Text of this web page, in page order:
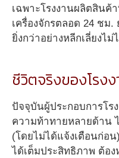
เฉพาะโรงงานผลิตสินค้
เครื่องจักรตลอด 24 ชม.
ยิ่งกว่าอย่างหลีกเลี่ยงไม่
ชีวิตจริงของโรงง
ปัจจุบันผู้ประกอบการโ
ความท้าทายหลายด้าน
(โดยไม่ได้แจ้งเตือนก่อ
ได้เต็มประสิทธิภาพ ต้อ